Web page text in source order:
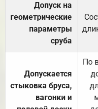
Допуск на
геометрические
параметры
сруба
Допускается
стыковка бруса,
вагонки и
По